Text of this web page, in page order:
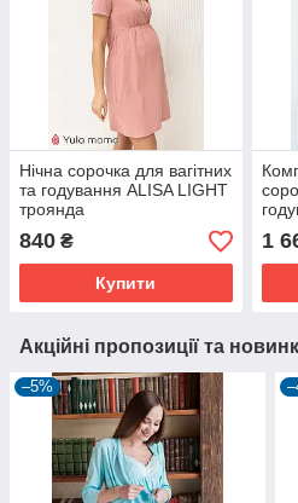
Нічна сорочка для вагітних
та годування ALISA LIGHT
троянда
840 ₴
Купити
1
Акційні пропозиції та
–5%